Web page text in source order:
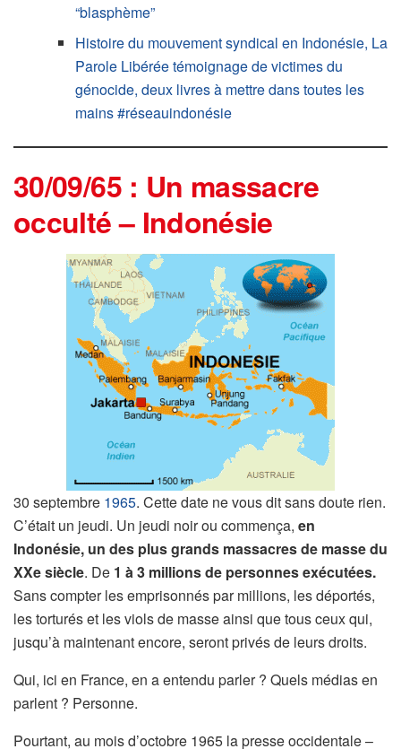
“blasphème”
Histoire du mouvement syndical en Indonésie, La
Parole Libérée témoignage de victimes du
génocide, deux livres à mettre dans toutes les
mains #réseauindonésie
30/09/65 : Un massacre
occulté – Indonésie
30 septembre 1965. Cette date ne vous dit sans doute rien.
C’était un jeudi. Un jeudi noir ou commença, en
Indonésie, un des plus grands massacres de masse du
XXe siècle. De 1 à 3 millions de personnes exécutées.
Sans compter les emprisonnés par millions, les déportés,
les torturés et les viols de masse ainsi que tous ceux qui,
jusqu’à maintenant encore, seront privés de leurs droits.
Qui, ici en France, en a entendu parler ? Quels médias en
parlent ? Personne.
Pourtant, au mois d’octobre 1965 la presse occidentale –